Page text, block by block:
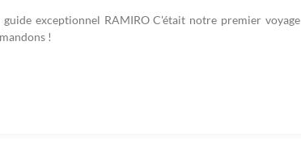
exceptionnel RAMIRO C'était notre premier voyage
!